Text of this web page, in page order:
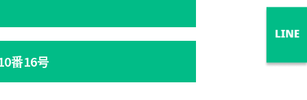
番16号